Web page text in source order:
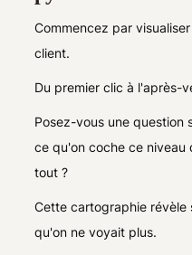
Commencez par
client.
Du premier clic à l'après-
Posez-vous une question
ce qu'on coche ce niveau
tout ?
Cette cartographie révèle
qu'on ne voyait plus.